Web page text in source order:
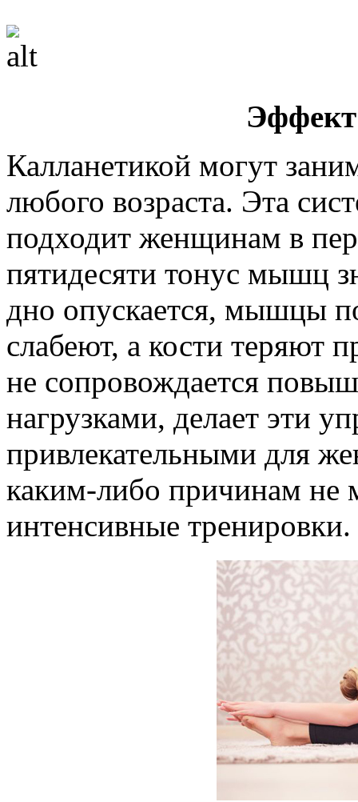
Калланетикой могут
любого возраста. Эта
подходит женщинам в
пятидесяти тонус мышц
дно опускается, мышцы
слабеют, а кости теряют
не сопровождается
нагрузками, делает эти
привлекательными для
каким-либо причинам не
интенсивные тренировки.